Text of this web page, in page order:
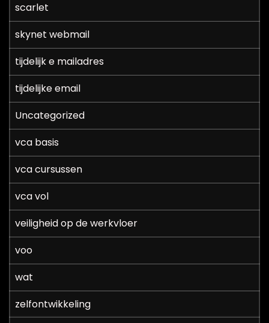
scarlet
skynet webmail
tijdelijk e mailadres
tijdelijke email
Uncategorized
vca basis
vca cursussen
vca vol
veiligheid op de werkvloer
voo
wat
zelfontwikkeling